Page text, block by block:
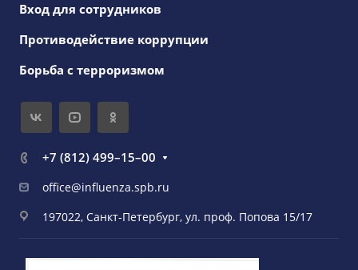
Вход для сотрудников
Противодействие коррупции
Борьба с терроризмом
+7 (812) 499–15–00
office@influenza.spb.ru
197022, Санкт-Петербург, ул. проф. Попова 15/17